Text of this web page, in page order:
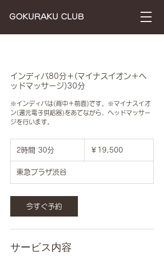
​GOKURAKU CLUB
インディバ80分＋(マイナスイオン＋ヘ
ッドマッサージ)30分
※インディバは(背中＋前面)です。※マイナスイオ
ン(還元電子供給器)をあてながら、ヘッドマッサー
ジを行います。
2時間 30分
時
間
3
分
￥19,500
東急プラザ渋谷
今すぐ予約
サービス内容